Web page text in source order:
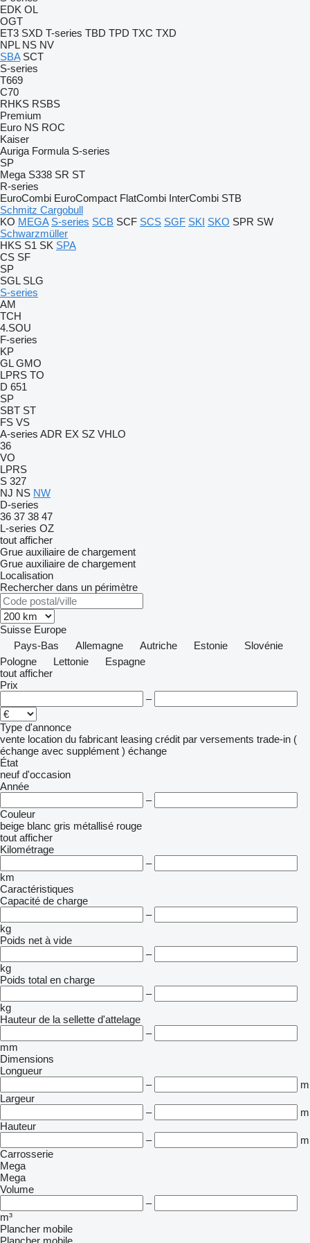
EDK OL
OGT
ET3 SXD T-series TBD TPD TXC TXD
NPL NS NV
SBA SCT
S-series
T669
C70
RHKS RSBS
Premium
Euro NS ROC
Kaiser
Auriga Formula S-series
SP
Mega S338 SR ST
R-series
EuroCombi EuroCompact FlatCombi InterCombi STB
Schmitz Cargobull
KO MEGA S-series SCB SCF SCS SGF SKI SKO SPR SW
Schwarzmüller
HKS S1 SK SPA
CS SF
SP
SGL SLG
S-series
AM
TCH
4.SOU
F-series
KP
GL GMO
LPRS TO
D 651
SP
SBT ST
FS VS
A-series ADR EX SZ VHLO
36
VO
LPRS
S 327
NJ NS NW
D-series
36 37 38 47
L-series OZ
tout afficher
Grue auxiliaire de chargement
Grue auxiliaire de chargement
Localisation
Rechercher dans un périmètre
Suisse Europe
Pays-Bas
Allemagne Autriche Estonie
Slovénie
Pologne
Lettonie
Espagne
tout afficher
Prix
–
Type d'annonce
vente location du fabricant leasing crédit par versements trade-in (
échange avec supplément ) échange
État
neuf d'occasion
Année
–
Couleur
beige blanc gris métallisé rouge
tout afficher
Kilométrage
–
km
Caractéristiques
Capacité de charge
–
kg
Poids net à vide
–
kg
Poids total en charge
–
kg
Hauteur de la sellette d'attelage
–
mm
Dimensions
Longueur
–
m
Largeur
–
m
Hauteur
–
m
Carrosserie
Mega
Mega
Volume
–
m³
Plancher mobile
Plancher mobile